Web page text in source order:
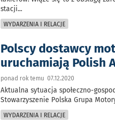
stacji...
WYDARZENIA I RELACJE
Polscy dostawcy
uruchamiają Polish
ponad rok temu 07.12.2020
Aktualna sytuacja społeczno-
Stowarzyszenie Polska Grupa
WYDARZENIA I RELACJE